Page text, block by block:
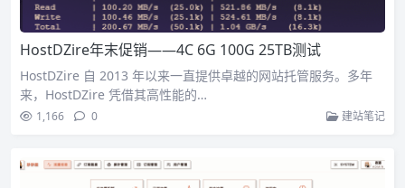
HostDZire年末促销——4C 6G 100G 25TB测试
HostDZire 自 2013 年以来一直提供卓越的网站托管服务。多年
来，HostDZire 凭借其高性能的…
1,166 0 建站笔记